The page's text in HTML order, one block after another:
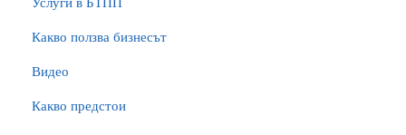
Какво ползва бизнесът
Видео
Какво предстои